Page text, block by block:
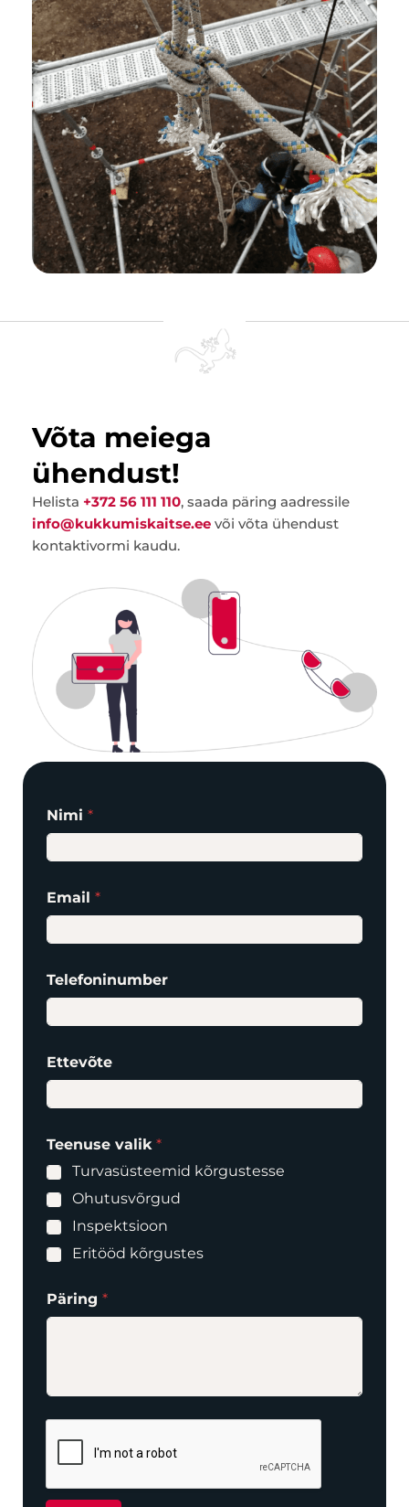
Võta meiega
ühendust!
Helista +372 56 111 110, saada päring aadressile
info@kukkumiskaitse.ee või võta ühendust
kontaktivormi kaudu.
Nimi *
Email *
Telefoninumber
Ettevõte
Teenuse valik *
Turvasüsteemid kõrgustesse
Ohutusvõrgud
Inspektsioon
Eritööd kõrgustes
Päring *